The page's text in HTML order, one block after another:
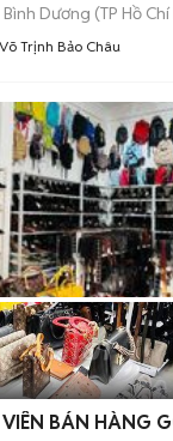
Bình Dương (TP Hồ
Võ Trịnh Bảo Châu
BÁN HÀNG